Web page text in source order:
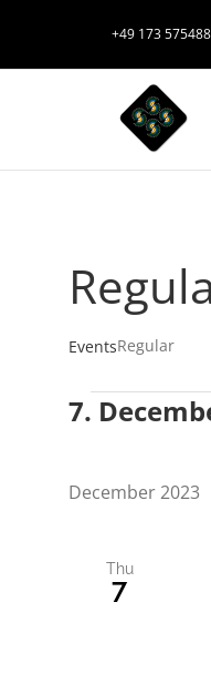
+49 173
EventsRegular
Events
7.
December 2023
Thu
7